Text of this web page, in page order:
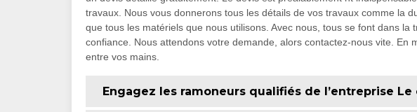
travaux. Nous vous donnerons tous les détails de vos travaux comme la
que tous les matériels que nous utilisons. Avec nous, tous se font dans la
confiance. Nous attendons votre demande, alors contactez-nous vite. En
entre vos mains.
Engagez les ramoneurs qualifiés de l’entreprise Le